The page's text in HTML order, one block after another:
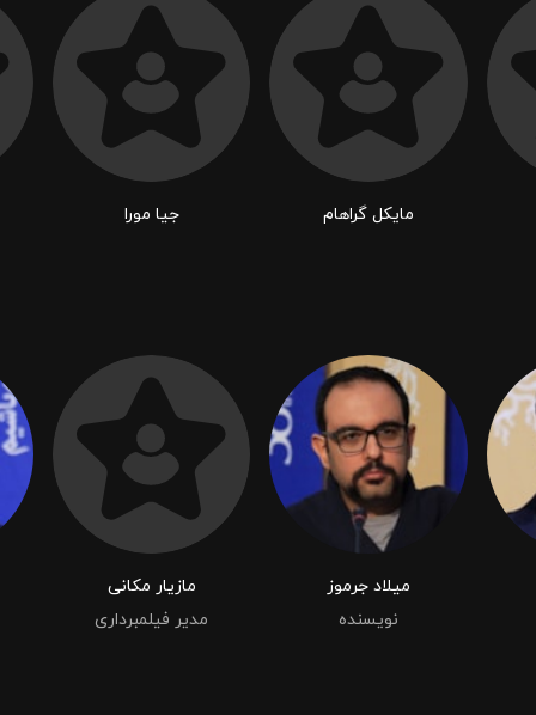
مایکل گراهام جیا مورا
میلاد جرموز
نویسنده
مازیار مکانی
مدیر فیلمبرداری